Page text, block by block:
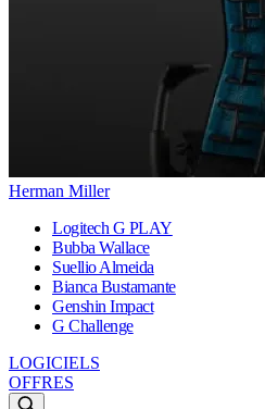
Herman Miller
Logitech G PLAY
Bubba Wallace
Suellio Almeida
Bianca Bustamante
Genshin Impact
G Challenge
LOGICIELS
OFFRES